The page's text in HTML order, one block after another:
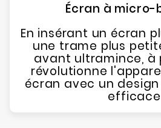
Écran à micro-
En insérant un écran
une trame plus
avant ultramince, à
révolutionne
écran avec un